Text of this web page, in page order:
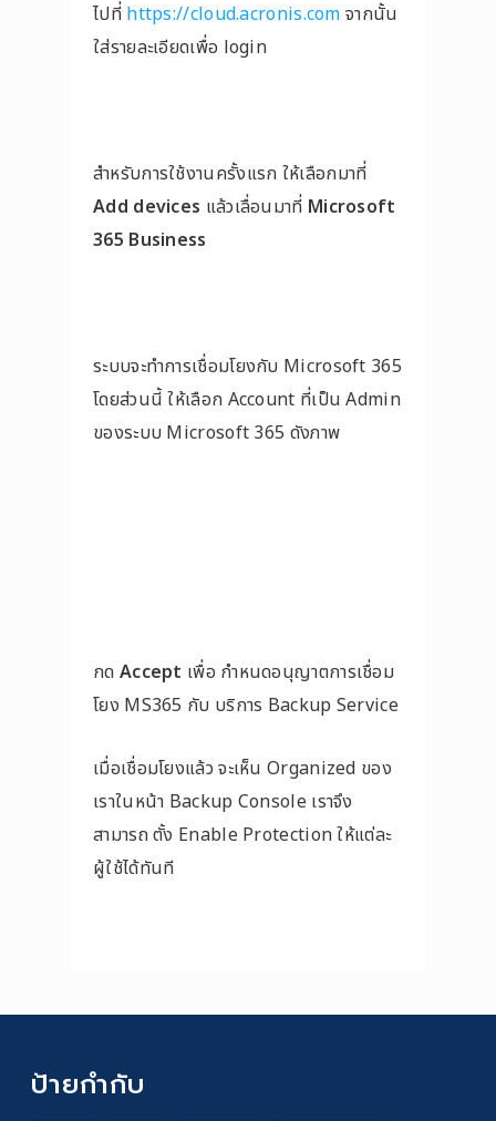
ไปที่ https://cloud.acronis.com จากนั้น
ใส่รายละเอียดเพื่อ login
สำหรับการใช้งานครั้งแรก ให้เลือกมาที่
Add devices แล้วเลื่อนมาที่ Microsoft
365 Business
ระบบจะทำการเชื่อมโยงกับ Microsoft 365
โดยส่วนนี้ ให้เลือก Account ที่เป็น Admin
ของระบบ Microsoft 365 ดังภาพ
กด Accept เพื่อ กำหนดอนุญาตการเชื่อม
โยง MS365 กับ บริการ Backup Service
เมื่อเชื่อมโยงแล้ว จะเห็น Organized ของ
เราในหน้า Backup Console เราจึง
สามารถ ตั้ง Enable Protection ให้แต่ละ
ผู้ใช้ได้ทันที
ป้ายกำกับ